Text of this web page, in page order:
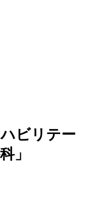
ビリテー
」